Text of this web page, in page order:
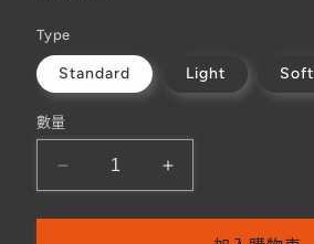
體
檔
案
1
Type
Standard Light Soft
數量
Polymer
AIN
Hi-
Polymer
AIN